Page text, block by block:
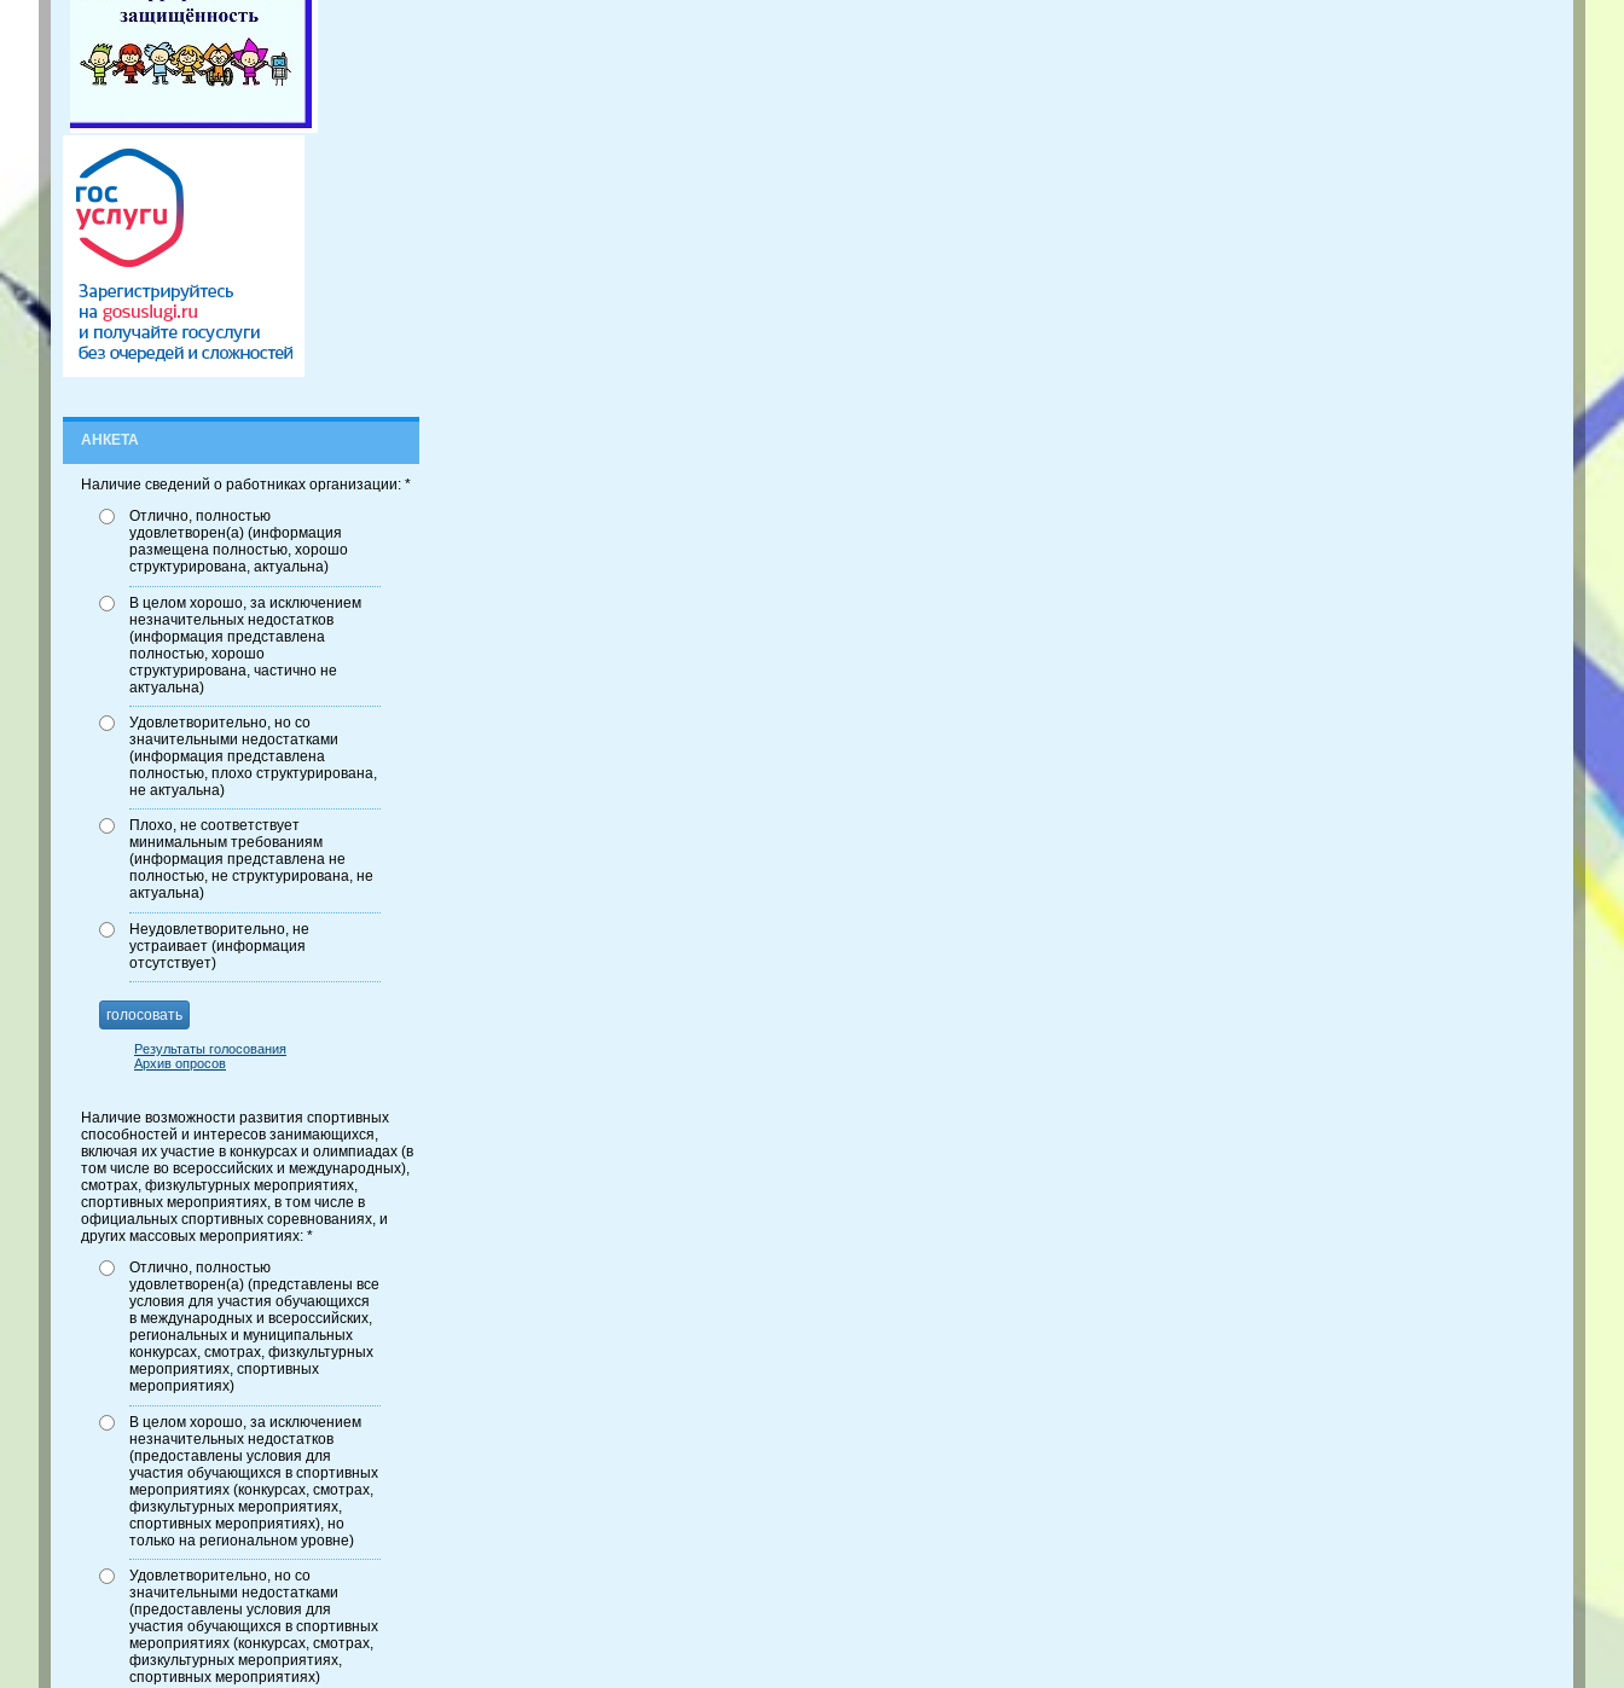
АНКЕТА
Наличие сведений о работниках организации: *
Отлично, полностью
удовлетворен(а) (информация
размещена полностью, хорошо
структурирована, актуальна)
В целом хорошо, за исключением
незначительных недостатков
(информация представлена
полностью, хорошо
структурирована, частично не
актуальна)
Удовлетворительно, но со
значительными недостатками
(информация представлена
полностью, плохо структурирована,
не актуальна)
Плохо, не соответствует
минимальным требованиям
(информация представлена не
полностью, не структурирована, не
актуальна)
Неудовлетворительно, не
устраивает (информация
отсутствует)
голосовать
Результаты голосования
Архив опросов
Наличие возможности развития спортивных
способностей и интересов занимающихся,
включая их участие в конкурсах и олимпиадах (в
том числе во всероссийских и международных),
смотрах, физкультурных мероприятиях,
спортивных мероприятиях, в том числе в
официальных спортивных соревнованиях, и
других массовых мероприятиях: *
Отлично, полностью
удовлетворен(а) (представлены все
условия для участия обучающихся
в международных и всероссийских,
региональных и муниципальных
конкурсах, смотрах, физкультурных
мероприятиях, спортивных
мероприятиях)
В целом хорошо, за исключением
незначительных недостатков
(предоставлены условия для
участия обучающихся в спортивных
мероприятиях (конкурсах, смотрах,
физкультурных мероприятиях,
спортивных мероприятиях), но
только на региональном уровне)
Удовлетворительно, но со
значительными недостатками
(предоставлены условия для
участия обучающихся в спортивных
мероприятиях (конкурсах, смотрах,
физкультурных мероприятиях,
спортивных мероприятиях)